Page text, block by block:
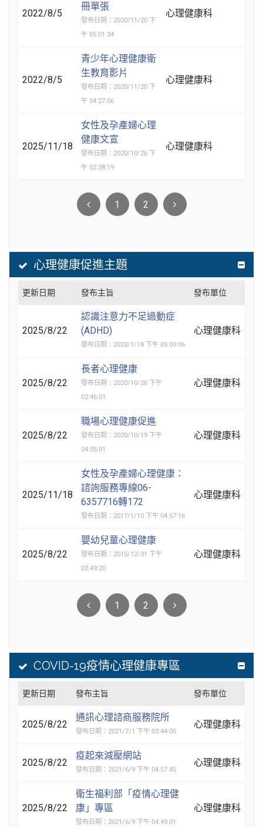
2022/8/5
冊單張
發布日期：2020/11/20 下
午 05:01:34
心理健康科
2022/8/5
青少年心理健康衛
生教育影片
發布日期：2020/11/20 下
午 04:27:06
心理健康科
2025/11/18
女性及孕產婦心理
健康文宣
發布日期：2020/10/26 下
午 02:38:19
心理健康科
1 2
心理健康促進主題
更新日期 發布主旨 發布單位
2025/8/22
認識注意力不足過動症
(ADHD)
發布日期：2023/1/18 下午 05:00:06
心理健康科
2025/8/22
長者心理健康
發布日期：2020/10/26 下午
02:46:01
心理健康科
2025/8/22
職場心理健康促進
發布日期：2020/10/19 下午
04:05:01
心理健康科
2025/11/18
女性及孕產婦心理健康：
諮詢服務專線06-
6357716轉172
發布日期：2017/1/10 下午 04:57:16
心理健康科
2025/8/22
嬰幼兒童心理健康
發布日期：2015/12/31 下午
02:49:20
心理健康科
1 2
COVID-19疫情心理健康專區
更新日期 發布主旨 發布單位
2025/8/22
通訊心理諮商服務院所
發布日期：2021/7/1 下午 03:44:05
心理健康科
2025/8/22
疫起來減壓網站
發布日期：2021/6/9 下午 04:57:45
心理健康科
2025/8/22
衛生福利部「疫情心理健
康」專區
發布日期：2021/6/9 下午 04:49:01
心理健康科